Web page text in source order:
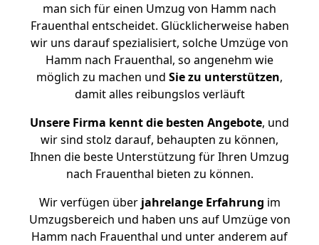
man sich für einen Umzug von Hamm nach
Frauenthal entscheidet. Glücklicherweise haben
wir uns darauf spezialisiert, solche Umzüge von
Hamm nach Frauenthal, so angenehm wie
möglich zu machen und Sie zu unterstützen,
damit alles reibungslos verläuft
Unsere Firma kennt die besten Angebote, und
wir sind stolz darauf, behaupten zu können,
Ihnen die beste Unterstützung für Ihren Umzug
nach Frauenthal bieten zu können.
Wir verfügen überjahrelange Erfahrung im
Umzugsbereich und haben uns auf Umzüge von
Hamm nach Frauenthal und unter anderem auf